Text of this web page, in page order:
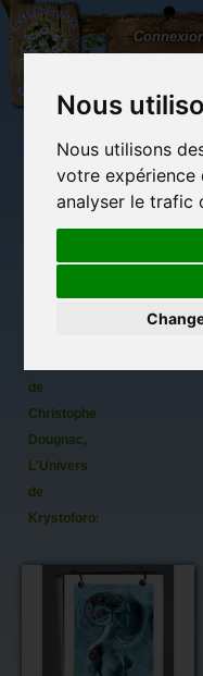
Nous
Nous utilisons
votre
analyser le trafic
L'Arbre
aux
100.000
Librairie des
de
Christophe
Dougnac,
L'Univers
de
Krystoforos